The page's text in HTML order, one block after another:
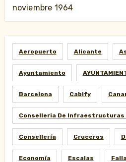
noviembre 1964
Aeropuerto Alicante
Ayuntamiento
Barcelona Cabify
Conselleria De Infraestructuras
Consellería Cruceros
Economía Escalas